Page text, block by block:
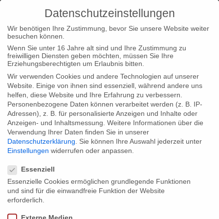
Home Loc Loc|Home
MAKE LOVE at Copenhagen TV
Festival 2014
MAKE LOVE at Copenhagen TV Festival
2014
MAKE LOVE goes abroad! Our succesful format MAKE LOVE
will be introduced to TV-Professionals at the annual must-go
Datenschutzeinstellungen
Wir benötigen Ihre Zustimmung, bevor Sie unsere Website weiter
besuchen können.
Wenn Sie unter 16 Jahre alt sind und Ihre Zustimmung zu
freiwilligen Diensten geben möchten, müssen Sie Ihre
Erziehungsberechtigten um Erlaubnis bitten.
Wir verwenden Cookies und andere Technologien auf unserer
Website. Einige von ihnen sind essenziell, während andere uns
helfen, diese Website und Ihre Erfahrung zu verbessern.
Personenbezogene Daten können verarbeitet werden (z. B. IP-
Adressen), z. B. für personalisierte Anzeigen und Inhalte oder
Anzeigen- und Inhaltsmessung. Weitere Informationen über die
Verwendung Ihrer Daten finden Sie in unserer
Datenschutzerklärung
Sie können Ihre Auswahl jederzeit unter
Einstellungen widerrufen oder anpassen.
Essenziell
Essenzielle Cookies ermöglichen grundlegende Funktionen
und sind für die einwandfreie Funktion der Website
erforderlich.